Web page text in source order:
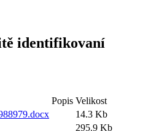
identifikovaní
Popis Velikost
14.3 Kb
295.9 Kb